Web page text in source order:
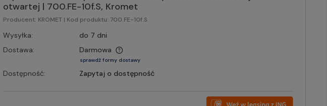
otwartej | 700.FE-10f.S, Kromet
Producent: KROMET | Kod produktu: 700.FE-10f.S
Wysyłka:
do 7 dni
Dostawa:
Darmowa
sprawdź formy dostawy
Dostępność: Zapytaj o dostępność